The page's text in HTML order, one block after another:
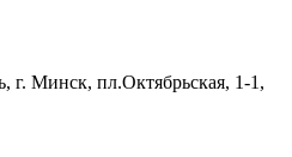
г. Минск, пл.Октябрьская, 1-1,